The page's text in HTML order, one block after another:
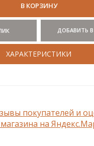
В КОРЗИНУ
ДОБАВИТЬ
ХАРАКТЕРИСТИКИ